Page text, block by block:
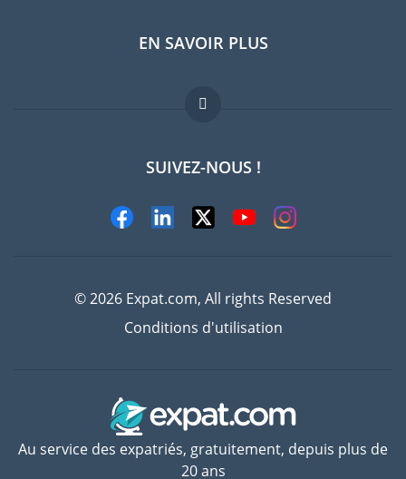
Guides pays
Offres d'emploi
EN SAVOIR PLUS
FAQ
Experts
SUIVEZ-NOUS !
© 2026 Expat.com, All rights Reserved
Conditions d'utilisation
Au service des expatriés, gratuitement, depuis plus de
20 ans